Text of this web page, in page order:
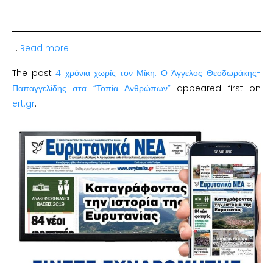
… Read more
The post4 χρόνια χωρίς τον Μίκη. Ο Άγγελος Θεοδωράκης-
Παπαγγελίδης στα “Τοπία Ανθρώπων” appeared first on
ert.gr.